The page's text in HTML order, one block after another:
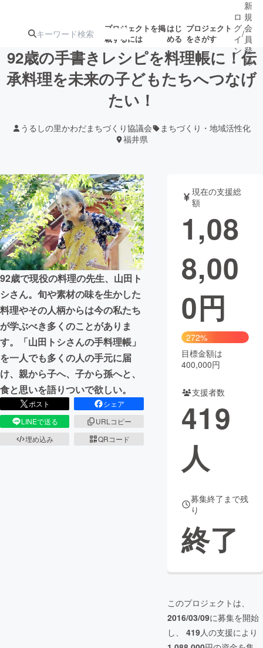
プロジェクトを掲
載するには
はじ
める
プロジェクト
をさがす
注目の新着プロ 募集終了が近いプ
テクノロジー・ガジェット ゲーム・サ
映像・映画 書籍・雑誌
ビジネス・起業
まちづくり・地域活性化
CAMPFIRE for Social Good
CAMPFIRE Creation
CAMPFIREふるさと納税
コミュニティ
ロ
グ
イ
ン
/
新
規
会
員
登
録
92歳の手書きレシピを料理帳に！伝
承料理を未来の子どもたちへつなげ
たい！
うるしの里かわだまちづくり協議会
まちづくり・地域活性化
福井県
92歳で現役の料理の先生、山田ト
シさん。旬や素材の味を生かした
料理やその人柄からは今の私たち
が学ぶべき多くのことがありま
す。「山田トシさんの手料理帳」
を一人でも多くの人の手元に届
け、親から子へ、子から孫へと、
食と思いを語りついで欲しい。
ポスト
シェア
LINEで送る
URLコピー
埋め込み
QRコード
現在の支援総
額
1,08
8,00
0円
272%
目標金額は
400,000円
支援者数
419
人
募集終了まで残
り
終了
このプロジェクトは、
2016/03/09に募集を開始
し、 419人の支援により